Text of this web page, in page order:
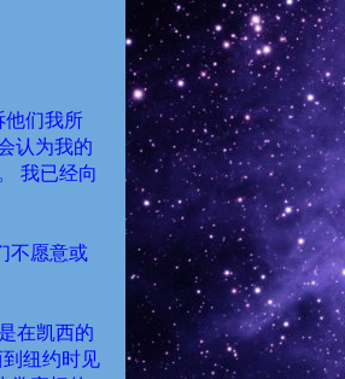
他们我所
认为我的
我已经向
不愿意或
在凯西的
纽约时见